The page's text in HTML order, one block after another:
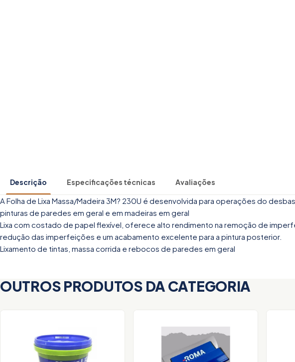
Descrição Especificações técnicas Avaliações
A Folha de Lixa Massa/Madeira 3M? 230U é desenvolvida para operações do
pinturas de paredes em geral e em madeiras em geral
Lixa com costado de papel flexível, oferece alto rendimento na remoção de
redução das imperfeições e um acabamento excelente para a pintura posterior.
Lixamento de tintas, massa corrida e rebocos de paredes em geral
OUTROS PRODUTOS DA CATEGORIA